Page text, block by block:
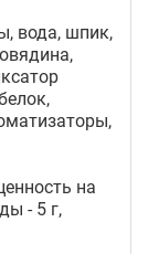
вода, шпик,
на
- 5 г,